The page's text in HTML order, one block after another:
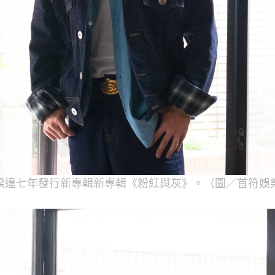
違七年發行新專輯新專輯《粉紅與灰》。（圖／首符娛